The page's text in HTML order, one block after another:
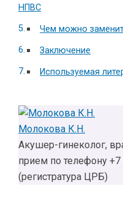
НПВС
Чем можно
Заключение
Используемая
Молокова К.Н.
Акушер-гинеколог,
прием по телефону
(регистратура ЦРБ)